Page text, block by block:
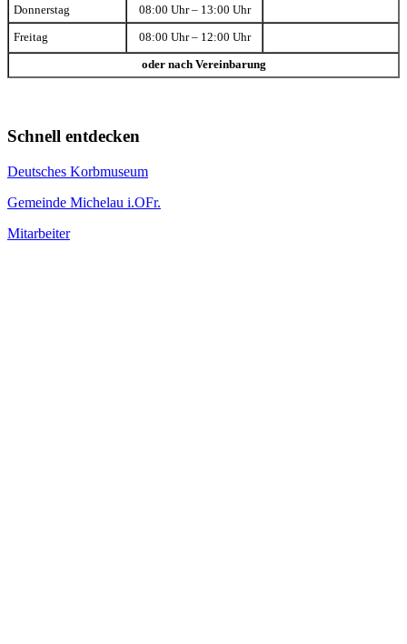
Donnerstag 08:00 Uhr – 13:00 Uhr
Freitag 08:00 Uhr – 12:00 Uhr
oder nach Vereinbarung
Schnell entdecken
Deutsches Korbmuseum
Gemeinde Michelau i.OFr.
Mitarbeiter